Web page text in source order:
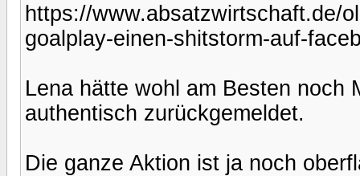
https://www.absatzwirtschaft.de/
goalplay-einen-shitstorm-auf-
Lena hätte wohl am Besten noch
authentisch zurückgemeldet.
Die ganze Aktion ist ja noch